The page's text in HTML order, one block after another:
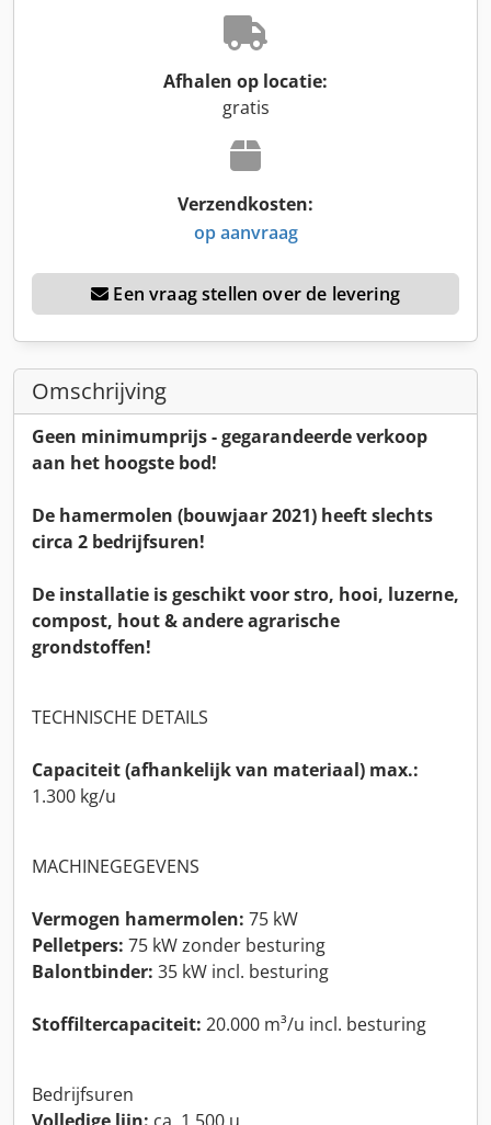
Afhalen op locatie:
gratis
Verzendkosten:
op aanvraag
Een vraag stellen over de levering
Omschrijving
Geen minimumprijs - gegarandeerde verkoop
aan het hoogste bod!
De hamermolen (bouwjaar 2021) heeft slechts
circa 2 bedrijfsuren!
De installatie is geschikt voor stro, hooi, luzerne,
compost, hout & andere agrarische
grondstoffen!
TECHNISCHE DETAILS
Capaciteit (afhankelijk van materiaal) max.:
1.300 kg/u
MACHINEGEGEVENS
Vermogen hamermolen: 75 kW
Pelletpers: 75 kW zonder besturing
Balontbinder: 35 kW incl. besturing
Stoffiltercapaciteit: 20.000 m³/u incl. besturing
Bedrijfsuren